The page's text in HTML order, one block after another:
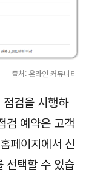
출처: 온라인 커뮤니티
검을 시행하
검 예약은 고객
페이지에서 신
선택할 수 있습